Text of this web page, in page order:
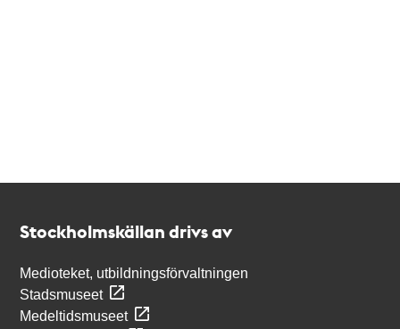
Stockholmskällan drivs av
Medioteket, utbildningsförvaltningen
Stadsmuseet
Medeltidsmuseet